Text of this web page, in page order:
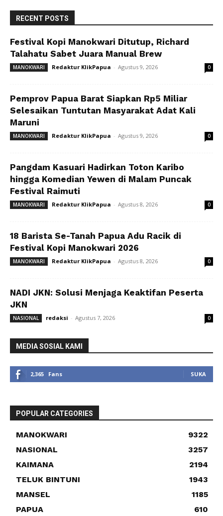
RECENT POSTS
Festival Kopi Manokwari Ditutup, Richard
Talahatu Sabet Juara Manual Brew
MANOKWARI Redaktur KlikPapua - Agustus 9, 2026 0
Pemprov Papua Barat Siapkan Rp5 Miliar
Selesaikan Tuntutan Masyarakat Adat Kali
Maruni
MANOKWARI Redaktur KlikPapua - Agustus 9, 2026 0
Pangdam Kasuari Hadirkan Toton Karibo
hingga Komedian Yewen di Malam Puncak
Festival Raimuti
MANOKWARI Redaktur KlikPapua - Agustus 8, 2026 0
18 Barista Se-Tanah Papua Adu Racik di
Festival Kopi Manokwari 2026
MANOKWARI Redaktur KlikPapua - Agustus 8, 2026 0
NADI JKN: Solusi Menjaga Keaktifan Peserta
JKN
NASIONAL redaksi - Agustus 7, 2026 0
MEDIA SOSIAL KAMI
2,365 Fans SUKA
POPULAR CATEGORIES
MANOKWARI
9322
NASIONAL
3257
KAIMANA
2194
TELUK BINTUNI
1943
MANSEL
1185
PAPUA
610